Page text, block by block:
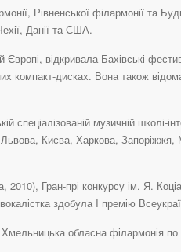
Рівненської філармонії та
Данії та США.
відкривала Бахівські
компакт-дисках. Вона також
музичній школі-
Києва, Харкова,
Гран-прі конкурсу ім. Я.
здобула I премію
обласна філармонія по